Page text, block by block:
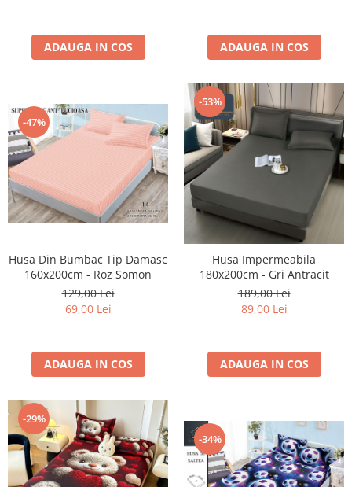
ADAUGA IN COS ADAUGA IN COS
-47%
Husa Din Bumbac Tip Damasc
160x200cm - Roz Somon
129,00 Lei
69,00 Lei
ADAUGA IN COS
-53%
Husa Impermeabila
180x200cm - Gri Antracit
189,00 Lei
89,00 Lei
ADAUGA IN COS
-29%
-34%